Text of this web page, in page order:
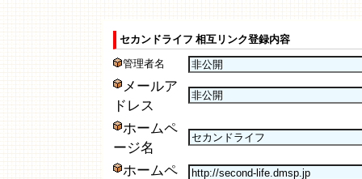
セカンドライフ 相互リンク登録内容
管理者名
メールア
ドレス
ホームペ
ージ名
ホームペ